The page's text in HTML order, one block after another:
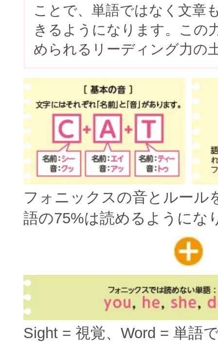
ことで、単語ではなく文章
きるようになります。この
められるリーディング力の
フォニックスの音とルール
語の75%は読めるようにな
Sight = 視覚、Word = 単語